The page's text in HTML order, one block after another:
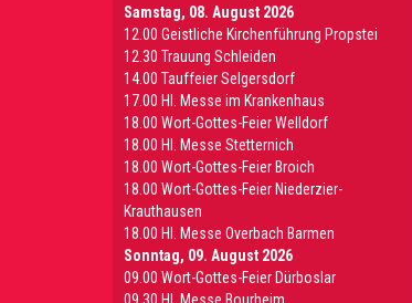
Samstag, 08. August 2026
12.00 Geistliche Kirchenführung Propstei
12.30 Trauung Schleiden
14.00 Tauffeier Selgersdorf
17.00 Hl. Messe im Krankenhaus
18.00 Wort-Gottes-Feier Welldorf
18.00 Hl. Messe Stetternich
18.00 Wort-Gottes-Feier Broich
18.00 Wort-Gottes-Feier Niederzier-
Krauthausen
18.00 Hl. Messe Overbach Barmen
Sonntag, 09. August 2026
09.00 Wort-Gottes-Feier Dürboslar